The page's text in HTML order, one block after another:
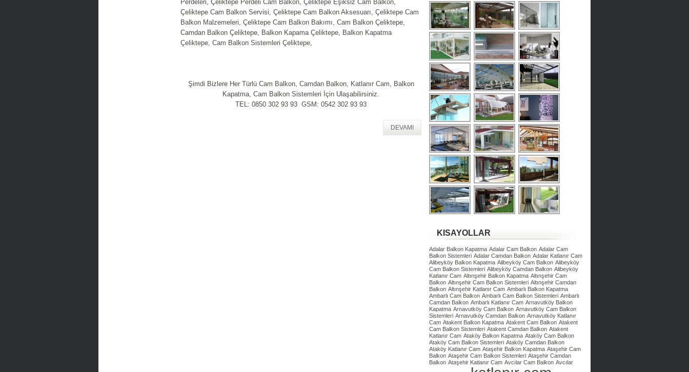
Perdeleri, Çeliktepe Perdeli Cam Balkon, Çeliktepe Eşiksiz Cam Balkon,
Çeliktepe Cam Balkon Servisi, Çeliktepe Cam Balkon Aksesuarı, Çeliktepe Cam
Balkon Malzemeleri, Çeliktepe Cam Balkon Bakımı, Cam Balkon Çeliktepe,
Camdan Balkon Çeliktepe, Balkon Kapama Çeliktepe, Balkon Kapatma
Çeliktepe, Cam Balkon Sistemleri Çeliktepe,
Şimdi Bizlere Her Türlü Cam Balkon, Camdan Balkon, Katlanır Cam, Balkon
Kapatma, Cam Balkon Sistemleri İçin Ulaşabilirsiniz.
TEL: 0850 302 93 93 GSM: 0542 302 93 93
DEVAMI
KISAYOLLAR
Adalar Balkon Kapatma Adalar Cam Balkon Adalar Cam
Balkon Sistemleri Adalar Camdan Balkon Adalar Katlanır Cam
Alibeyköy Balkon Kapatma Alibeyköy Cam Balkon Alibeyköy
Cam Balkon Sistemleri Alibeyköy Camdan Balkon Alibeyköy
Katlanır Cam Altınşehir Balkon Kapatma Altınşehir Cam
Balkon Altınşehir Cam Balkon Sistemleri Altınşehir Camdan
Balkon Altınşehir Katlanır Cam Ambarlı Balkon Kapatma
Ambarlı Cam Balkon Ambarlı Cam Balkon Sistemleri Ambarlı
Camdan Balkon Ambarlı Katlanır Cam Arnavutköy Balkon
Kapatma Arnavutköy Cam Balkon Arnavutköy Cam Balkon
Sistemleri Arnavutköy Camdan Balkon Arnavutköy Katlanır
Cam Atakent Balkon Kapatma Atakent Cam Balkon Atakent
Cam Balkon Sistemleri Atakent Camdan Balkon Atakent
Katlanır Cam Ataköy Balkon Kapatma Ataköy Cam Balkon
Ataköy Cam Balkon Sistemleri Ataköy Camdan Balkon
Ataköy Katlanır Cam Ataşehir Balkon Kapatma Ataşehir Cam
Balkon Ataşehir Cam Balkon Sistemleri Ataşehir Camdan
Balkon Ataşehir Katlanır Cam Avcılar Cam Balkon Avcılar